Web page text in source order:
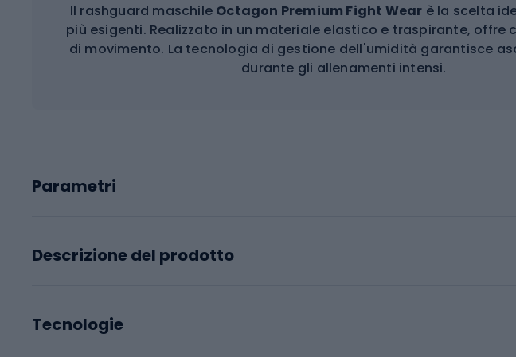
Il rashguard maschile Octagon Premium Fight Wear è la scelta
più esigenti. Realizzato in un materiale elastico e traspirante, offre
di movimento. La tecnologia di gestione dell'umidità garantisce
durante gli allenamenti intensi.
Parametri
Descrizione del prodotto
Tecnologie